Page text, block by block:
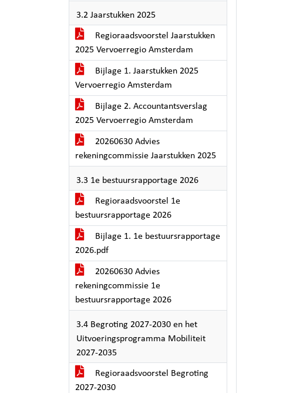
3.2 Jaarstukken 2025
Regioraadsvoorstel Jaarstukken
2025 Vervoerregio Amsterdam
Bijlage 1. Jaarstukken 2025
Vervoerregio Amsterdam
Bijlage 2. Accountantsverslag
2025 Vervoerregio Amsterdam
20260630 Advies
rekeningcommissie Jaarstukken 2025
3.3 1e bestuursrapportage 2026
Regioraadsvoorstel 1e
bestuursrapportage 2026
Bijlage 1. 1e bestuursrapportage
2026.pdf
20260630 Advies
rekeningcommissie 1e
bestuursrapportage 2026
3.4 Begroting 2027-2030 en het
Uitvoeringsprogramma Mobiliteit
2027-2035
Regioraadsvoorstel Begroting
2027-2030